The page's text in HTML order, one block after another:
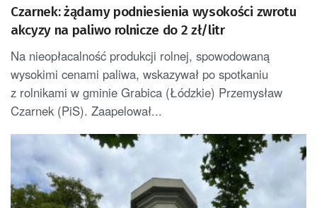
Czarnek: żądamy podniesienia wysokości zwrotu
akcyzy na paliwo rolnicze do 2 zł/litr
Na nieopłacalność produkcji rolnej, spowodowaną
wysokimi cenami paliwa, wskazywał po spotkaniu
z rolnikami w gminie Grabica (Łódzkie) Przemysław
Czarnek (PiS). Zaapelował...